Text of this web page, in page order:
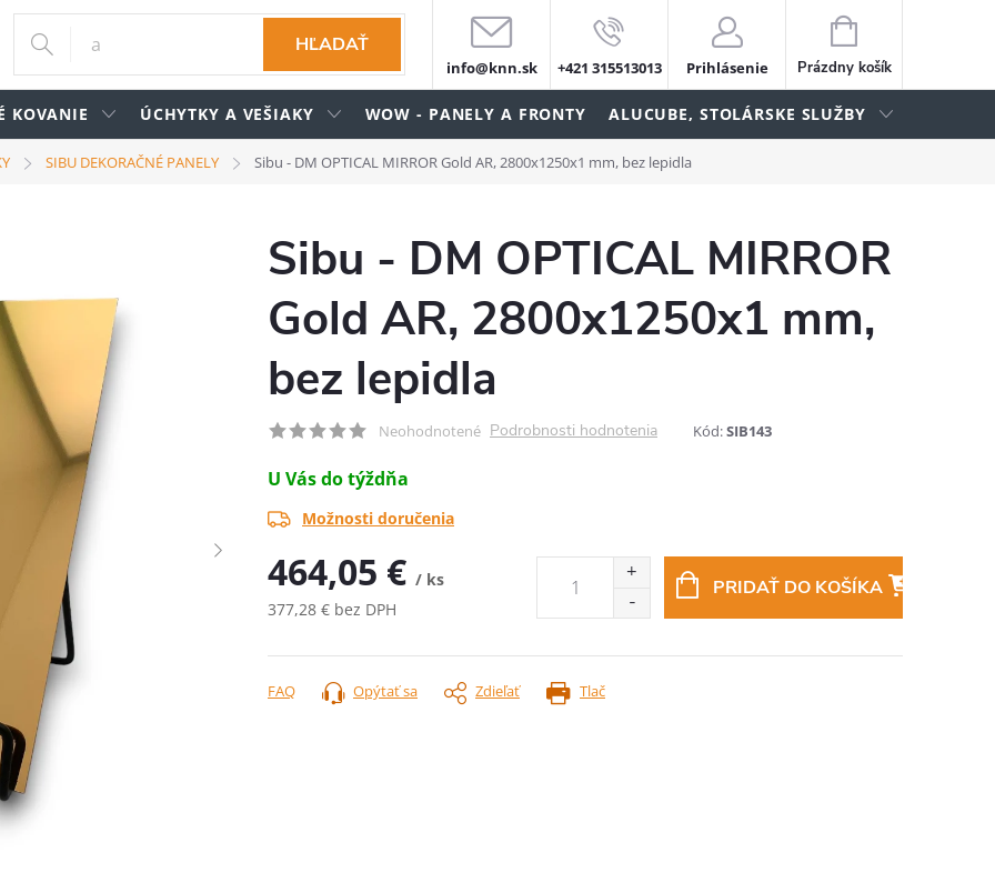
HĽADAŤ
info@knn.sk +421 315513013 Prihlásenie
NÁKUPNÝ
KOŠÍK
Prázdny košík
KOVANIE ÚCHYTKY A VEŠIAKY WOW - PANELY A FRONTY ALUCUBE, STOLÁRSKE SLUŽBY
SIBU DEKORAČNÉ PANELY Sibu - DM OPTICAL MIRROR Gold AR, 2800x1250x1 mm, bez lepidla
Sibu - DM OPTICAL MIRROR
Gold AR, 2800x1250x1 mm,
bez lepidla
Neohodnotené Podrobnosti hodnotenia Kód:SIB143
U Vás do týždňa
Možnosti doručenia
464,05 € / ks
377,28 € bez DPH
cena:
PRIDAŤ DO KOŠÍKA
Tlač
Opýtať sa Zdieľať
FAQ